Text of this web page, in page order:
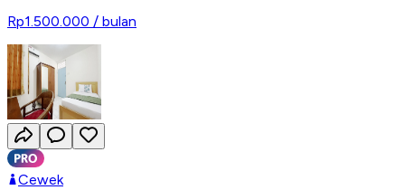
Rp1.500.000 / bulan
Cewek